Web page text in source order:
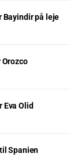
Bayindir på leje
Olid
Spanien